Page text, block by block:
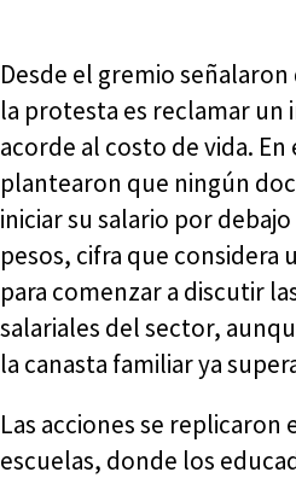
Desde el gremio
la protesta es reclamar un
acorde al costo de vida. En
plantearon que ningún
iniciar su salario por debajo
pesos, cifra que considera
para comenzar a discutir
salariales del sector,
la canasta familiar ya
Las acciones se replicaron
escuelas, donde los